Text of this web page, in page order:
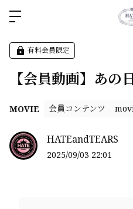
有料会員限定
【会員動画】あの
MOVIE 会員コンテンツ
HATEandTEARS
2025/09/03 22:01